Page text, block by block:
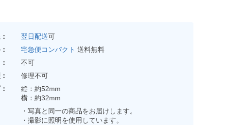
翌日配送可
宅急便コンパクト 送料無料
不可
修理不可
縦：約52mm
横：約32mm
・写真と同一の商品をお届けします。
・撮影に照明を使用しています。